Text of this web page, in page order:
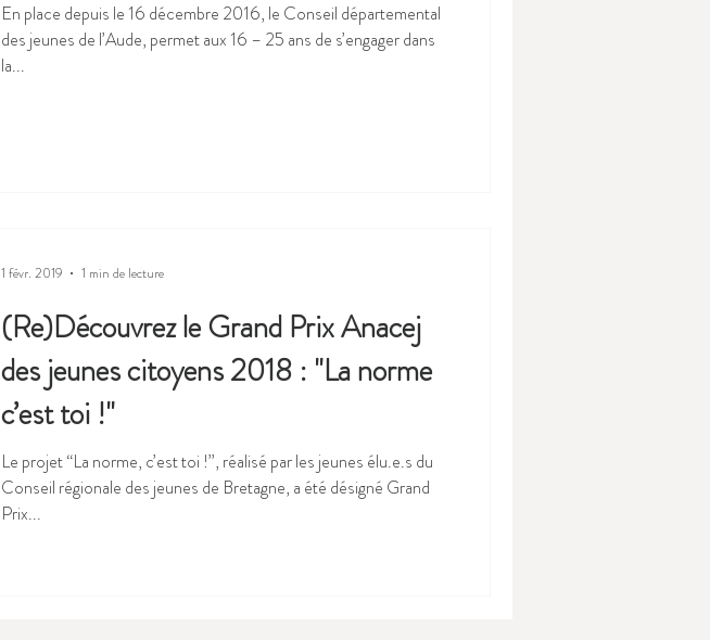
En place depuis le 16 décembre 2016, le Conseil départemental
des jeunes de l’Aude, permet aux 16 – 25 ans de s’engager dans
la...
(Re)Découvrez le Grand Prix Anacej
des jeunes citoyens 2018 : "La norme
c’est toi !"
Le projet “La norme, c’est toi !”, réalisé par les jeunes élu.e.s du
Conseil régionale des jeunes de Bretagne, a été désigné Grand
Prix...
1 févr. 2019 1 min de lecture